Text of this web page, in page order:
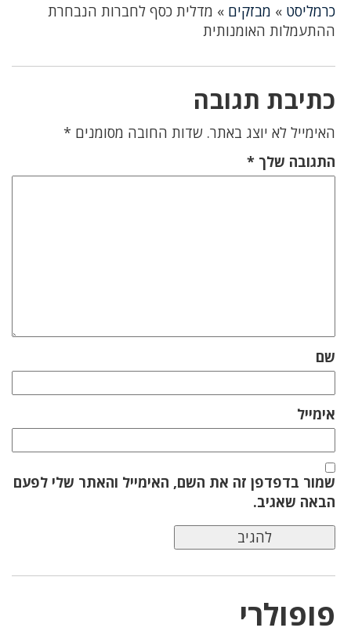
כרמליסט » מבזקים » מדלית כסף לחברות הנבחרת
ההתעמלות האומנותית
כתיבת תגובה
האימייל לא יוצג באתר. שדות החובה מסומנים *
התגובה שלך *
שם
אימייל
שמור בדפדפן זה את השם, האימייל והאתר שלי לפעם
הבאה שאגיב.
פופולרי